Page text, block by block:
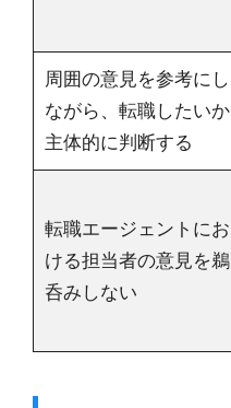
周囲の意見を参考にし
ながら、転職したいか
主体的に判断する
転職エージェントにお
ける担当者の意見を鵜
呑みしない